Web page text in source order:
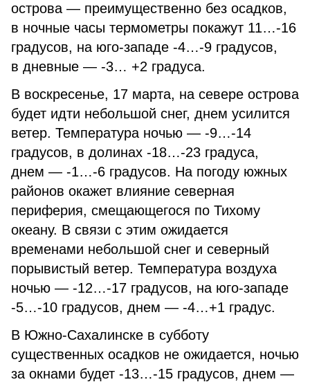
острова — преимущественно без осадков,
в ночные часы термометры покажут 11…-16
градусов, на юго-западе -4…-9 градусов,
в дневные — -3… +2 градуса.
В воскресенье, 17 марта, на севере острова
будет идти небольшой снег, днем усилится
ветер. Температура ночью — -9…-14
градусов, в долинах -18…-23 градуса,
днем — -1…-6 градусов. На погоду южных
районов окажет влияние северная
периферия, смещающегося по Тихому
океану. В связи с этим ожидается
временами небольшой снег и северный
порывистый ветер. Температура воздуха
ночью — -12…-17 градусов, на юго-западе
-5…-10 градусов, днем — -4…+1 градус.
В Южно-Сахалинске в субботу
существенных осадков не ожидается, ночью
за окнами будет -13…-15 градусов, днем —